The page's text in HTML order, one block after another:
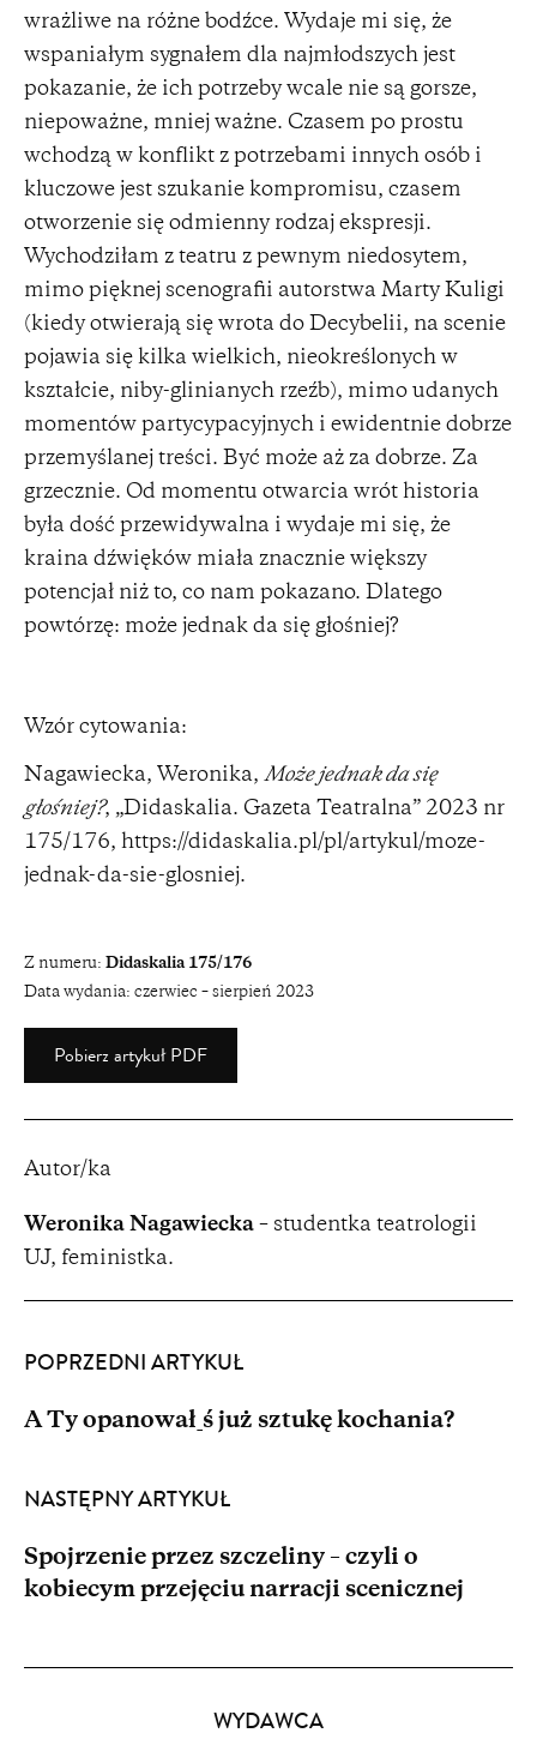
wrażliwe na różne bodźce. Wydaje mi się, że
wspaniałym sygnałem dla najmłodszych jest
pokazanie, że ich potrzeby wcale nie są gorsze,
niepoważne, mniej ważne. Czasem po prostu
wchodzą w konflikt z potrzebami innych osób i
kluczowe jest szukanie kompromisu, czasem
otworzenie się odmienny rodzaj ekspresji.
Wychodziłam z teatru z pewnym niedosytem,
mimo pięknej scenografii autorstwa Marty Kuligi
(kiedy otwierają się wrota do Decybelii, na scenie
pojawia się kilka wielkich, nieokreślonych w
kształcie, niby-glinianych rzeźb), mimo udanych
momentów partycypacyjnych i ewidentnie dobrze
przemyślanej treści. Być może aż za dobrze. Za
grzecznie. Od momentu otwarcia wrót historia
była dość przewidywalna i wydaje mi się, że
kraina dźwięków miała znacznie większy
potencjał niż to, co nam pokazano. Dlatego
powtórzę: może jednak da się głośniej?
Wzór cytowania:
Nagawiecka, Weronika, Może jednak da się
głośniej?, „Didaskalia. Gazeta Teatralna” 2023 nr
175/176, https://didaskalia.pl/pl/artykul/moze-
jednak-da-sie-glosniej.
Z numeru: Didaskalia 175/176
Data wydania: czerwiec – sierpień 2023
Pobierz artykuł PDF
Autor/ka
Weronika Nagawiecka – studentka teatrologii
UJ, feministka.
POPRZEDNI ARTYKUŁ
A Ty opanował_ś już sztukę kochania?
NASTĘPNY ARTYKUŁ
Spojrzenie przez szczeliny – czyli o
kobiecym przejęciu narracji scenicznej
WYDAWCA